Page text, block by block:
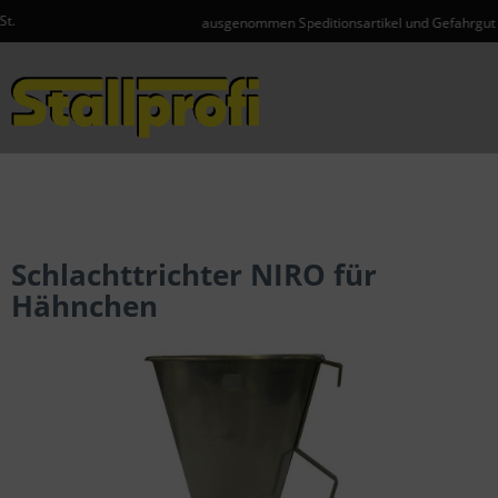
ausgenommen Speditionsartikel und Gefahrgut
Schlachttrichter NIRO für
Hähnchen